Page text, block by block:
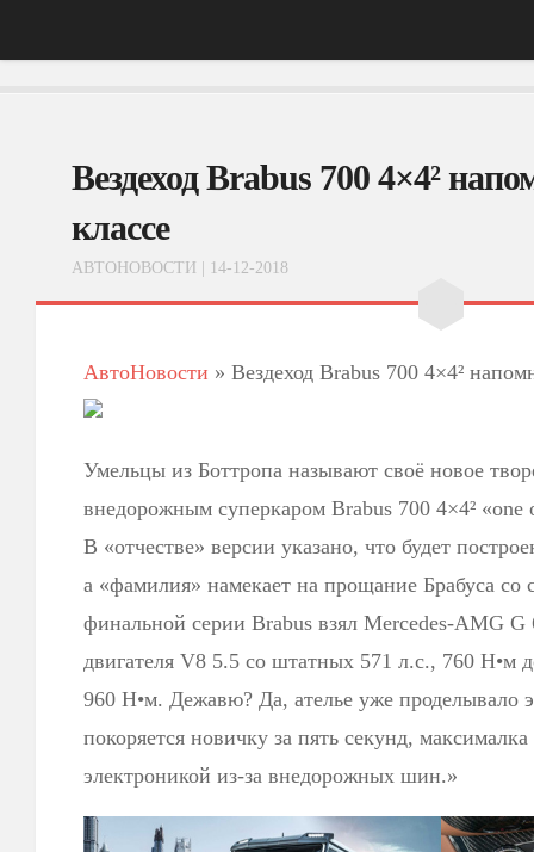
АвтоНовости
ФотоОбзоры
ВидеоОбзоры
Вездеход Brabus 700 4×4²
классе
АВТОНОВОСТИ | 14-12-2018
АвтоНовости » Вездеход Brabus 700 4×4²
Умельцы из Боттропа называют своё новое
внедорожным суперкаром Brabus 700 4×4²
В «отчестве» версии указано, что будет
а «фамилия» намекает на прощание Брабуса со
финальной серии Brabus взял Mercedes-AMG G
двигателя V8 5.5 со штатных 571 л.с., 760 Н•м
960 Н•м. Дежавю? Да, ателье уже проделывало
покоряется новичку за пять секунд,
электроникой из-за внедорожных шин.»